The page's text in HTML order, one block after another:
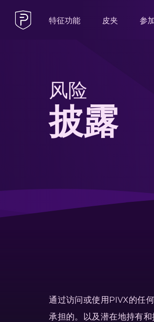
特征功能 皮夹 参
风险
披露
通过访问或使用PIVX的任
承担的。以及潜在地持有